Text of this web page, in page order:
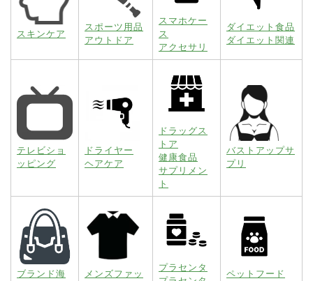
スキンケア
スポーツ用品
アウトドア
スマホケー
ス
アクセサリ
ダイエット食品
ダイエット関連
テレビショ
ッピング
ドライヤー
ヘアケア
ドラッグス
トア
健康食品
サプリメン
ト
バストアップサ
プリ
ブランド海
メンズファッ
プラセンタ
ペットフード